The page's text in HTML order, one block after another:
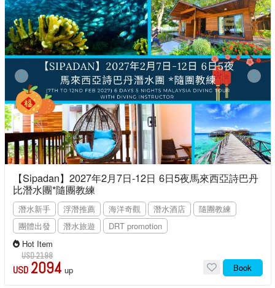
【Sipadan】2027年2月7日-12日 6日5夜馬來西亞詩巴丹
比潛水團*隨團教練
潛水新手 浮潛推薦 海洋奇觀 潛水酒店
隨團教練
團體出發
潛水旅遊
DRT promotion
Hot Item
USD 2198
USD 2094 up Book